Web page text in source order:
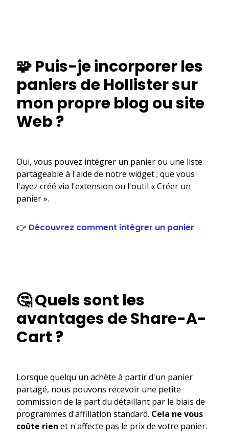
🧩 Puis-je incorporer les
paniers de Hollister sur
mon propre blog ou site
Web ?
Oui, vous pouvez intégrer un panier ou une liste
partageable à l'aide de notre widget ; que vous
l'ayez créé via l'extension ou l'outil « Créer un
panier ».
👉 Découvrez comment intégrer un panier
🤔 Quels sont les
avantages de Share-A-
Cart ?
Lorsque quelqu'un achète à partir d'un panier
partagé, nous pouvons recevoir une petite
commission de la part du détaillant par le biais de
programmes d'affiliation standard. Cela ne vous
coûte rien et n'affecte pas le prix de votre panier.